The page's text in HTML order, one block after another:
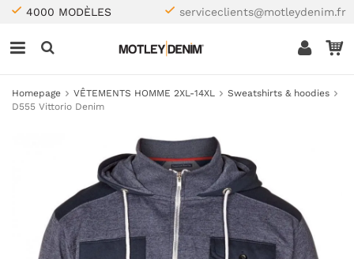
4000 MODÈLES serviceclients@motleydenim.fr
Homepage VÊTEMENTS HOMME 2XL-14XL
Sweatshirts & hoodies
D555 Vittorio Denim